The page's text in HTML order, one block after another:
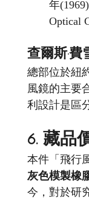
年
Optical
查爾斯·費
總部位於紐
風鏡的主要
利設計是區
6. 藏品
本件「飛行
灰色模製橡
今，對於研